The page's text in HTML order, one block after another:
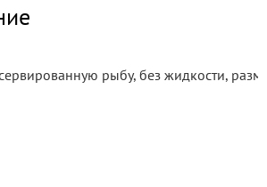
рыбу, без жидкости,